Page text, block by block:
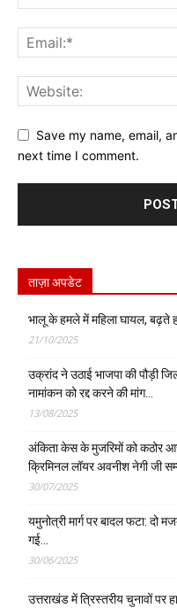
Save my name, email,
next time I comment.
ताज़ा अपडेट
भालू के हमले में महिला घायल, बढ़ते
21/10/2025
उक्रांद ने उठाई भाजपा की पौड़ी
नामांकन को रद्द करने की मांग…
13/08/2025
अंकिता केस के मुजरिमों को कठोर
क्रिमिनल लॉयर अवनीश नेगी जी
30/07/2025
यमुनोत्री मार्ग पर बादल फटा: दो
गई…
30/06/2025
उत्तराखंड में त्रिस्तरीय चुनावों पर